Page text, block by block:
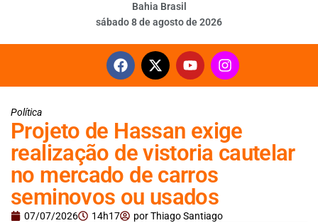
Bahia Brasil
sábado 8 de agosto de 2026
Política
Projeto de Hassan exige
realização de vistoria cautelar
no mercado de carros
seminovos ou usados
07/07/2026 14h17 porThiago Santiago